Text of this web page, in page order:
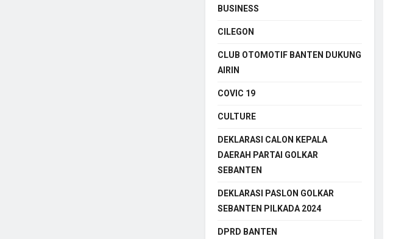
BUSINESS
CILEGON
CLUB OTOMOTIF BANTEN DUKUNG
AIRIN
COVIC 19
CULTURE
DEKLARASI CALON KEPALA
DAERAH PARTAI GOLKAR
SEBANTEN
DEKLARASI PASLON GOLKAR
SEBANTEN PILKADA 2024
DPRD BANTEN